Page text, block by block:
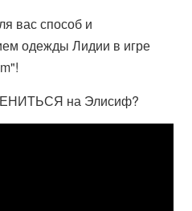
вас способ и
одежды Лидии в игре
на Элисиф?